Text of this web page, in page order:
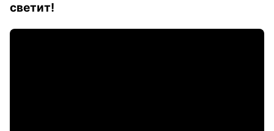
светит!